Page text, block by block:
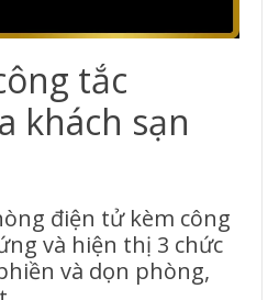
tắc
khách sạn
điện tử kèm công
và hiện thị 3 chức
và dọn phòng,